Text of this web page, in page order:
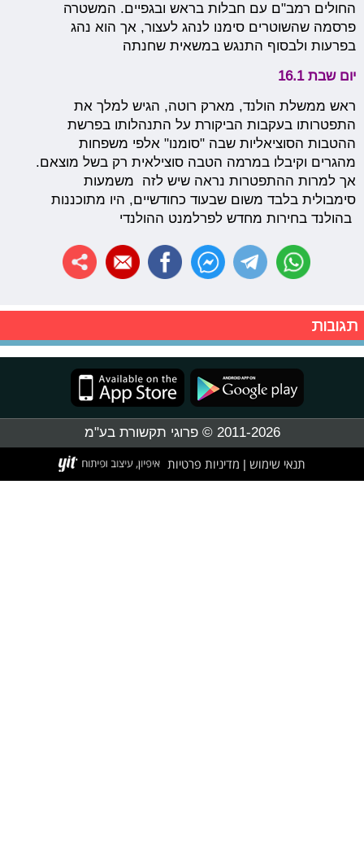
החולים רמב"ם עם חבלות בראש ובגפיים. המשטרה
פרסמה שהשוטרים סימנו לנהג לעצור, אך הוא נהג
בפרעות ולבסוף התנגש במשאית שחנתה
יום שבת 16.1
ראש ממשלת הולנד, מארק רוטה, הגיש למלך את
התפטרותו בעקבות הביקורת על התנהלותו בפרשת
ההטבות הסוציאליות שבה "סומנו" אלפי משפחות
מהגרים וקיבלו במרמה הטבה סוצילאית רק בשל מוצאם.
אך למרות ההתפטרות נראה שיש לזה משמעות
סימבולית בלבד משום שבעוד כחודשיים, היו מתוכננות
בהולנד בחירות מחדש לפרלמנט ההולנדי
תגובות
2011-2026 © פרוגי תקשורת בע"מ
תנאי שימוש מדיניות פרטיות